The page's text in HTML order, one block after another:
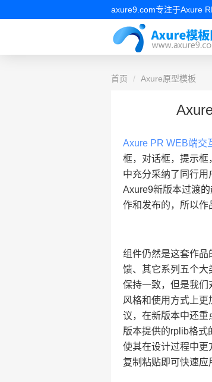
axure9.com专注于Axure
首页 Axure原型模板
Axure PR WEB端交
框，对话框，提示框
中充分采纳了同行
Axure9新版本过渡
作和发布的，所以作
组件仍然是这套作品
馈、其它系列五个
保持一致，但是我们
风格和使用方式上
议，在新版本中还重
版本提供的rplib格式
使其在设计过程中更
复制粘贴即可快速应